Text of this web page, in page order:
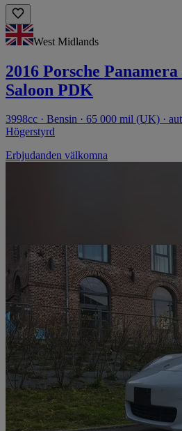
West Midlands
2016 Porsche
Saloon PDK
3998cc · Bensin · 65 000 mil (UK) ·
Högerstyrd
Erbjudanden välkomna